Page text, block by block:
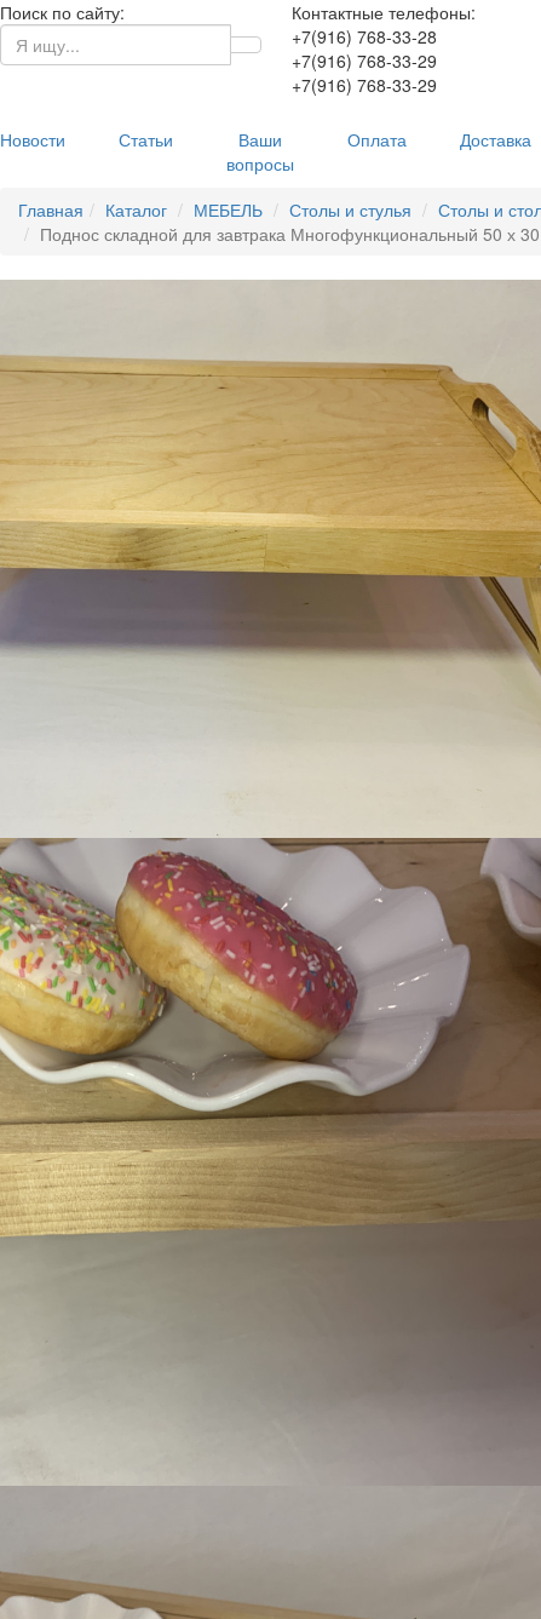
Поиск по сайту:
Контактные телефоны:
+7(916) 768-33-28
+7(916) 768-33-29
+7(916) 768-33-29
Новости Статьи
Ваши
вопросы
Оплата Доставка
Главная Каталог МЕБЕЛЬ Столы и стулья
Столы и
Поднос складной для завтрака Многофункциональный 50 х